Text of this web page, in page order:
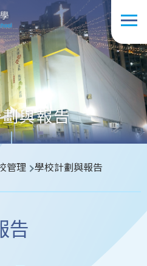
與報告
管理 學校計劃與報告
告